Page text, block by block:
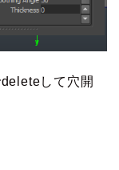
して穴開